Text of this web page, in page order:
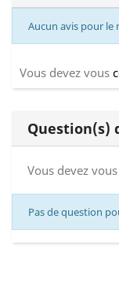
Aucun avis pour le
Vous devez vous
Question(s)
Vous devez vous
Pas de question